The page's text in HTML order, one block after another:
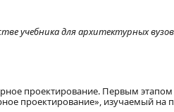
учебника для архитектурных
проектирование. Первым
проектирование», изучаемый на